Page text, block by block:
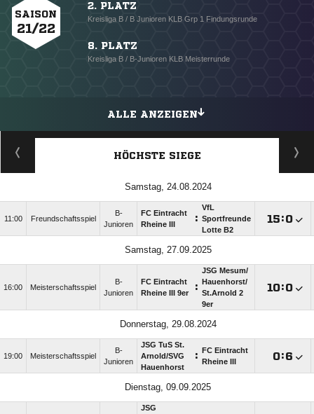
SAISON
21/22
2. PLATZ
Kreisliga B / B Junioren KLB Grp 1 Findungsrunde
8. PLATZ
Kreisliga B / B-Junioren KLB Meisterrunde
ALLE ANZEIGEN
HÖCHSTE SIEGE
Samstag, 24.08.2024
11:00 Freundschaftsspiel
B-
Junioren
FC Eintracht
Rheine III
:
VfL
Sportfreunde
Lotte B2
:
Samstag, 27.09.2025
16:00 Meisterschaftsspiel
B-
Junioren
FC Eintracht
Rheine III 9er
:
JSG Mesum/​
Hauenhorst/​
St.Arnold 2
9er
:
Donnerstag, 29.08.2024
19:00 Meisterschaftsspiel
B-
Junioren
JSG TuS St.
Arnold/​SVG
Hauenhorst
:
FC Eintracht
Rheine III
:
Dienstag, 09.09.2025
JSG